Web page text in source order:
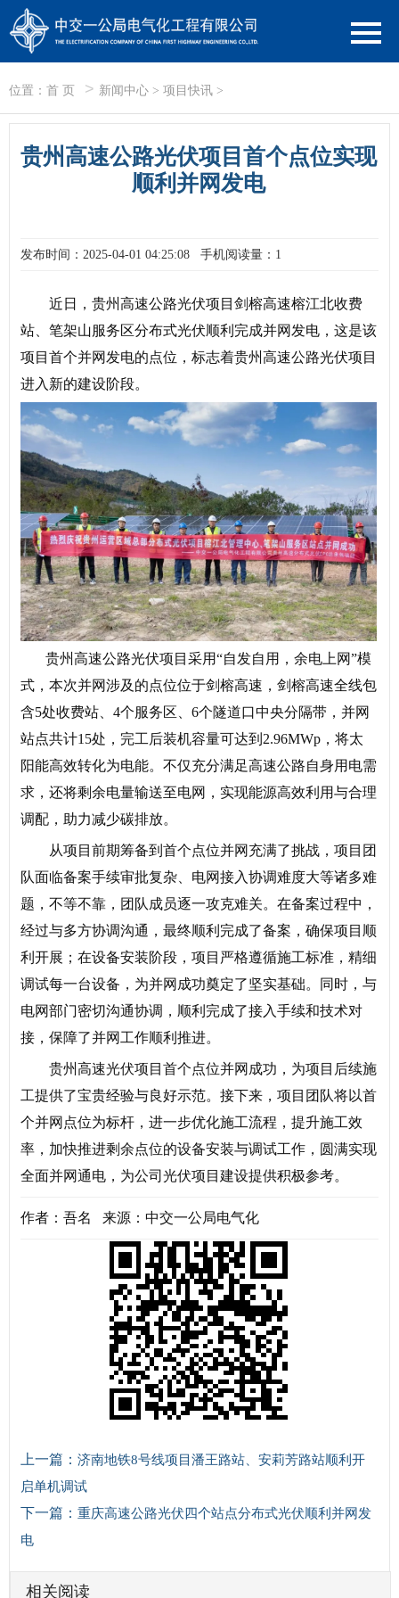
位置： 首 页 > 新闻中心 > 项目快讯 >
贵州高速公路光伏项目首个点位实现
顺利并网发电
发布时间：2025-04-01 04:25:08 手机阅读量：1
近日，贵州高速公路光伏项目剑榕高速榕江北收费
站、笔架山服务区分布式光伏顺利完成并网发电，这是该
项目首个并网发电的点位，标志着贵州高速公路光伏项目
进入新的建设阶段。
贵州高速公路光伏项目采用“自发自用，余电上网”模
式，本次并网涉及的点位位于剑榕高速，剑榕高速全线包
含5处收费站、4个服务区、6个隧道口中央分隔带，并网
站点共计15处，完工后装机容量可达到2.96MWp，将太
阳能高效转化为电能。不仅充分满足高速公路自身用电需
求，还将剩余电量输送至电网，实现能源高效利用与合理
调配，助力减少碳排放。
从项目前期筹备到首个点位并网充满了挑战，项目团
队面临备案手续审批复杂、电网接入协调难度大等诸多难
题，不等不靠，团队成员逐一攻克难关。在备案过程中，
经过与多方协调沟通，最终顺利完成了备案，确保项目顺
利开展；在设备安装阶段，项目严格遵循施工标准，精细
调试每一台设备，为并网成功奠定了坚实基础。同时，与
电网部门密切沟通协调，顺利完成了接入手续和技术对
接，保障了并网工作顺利推进。
贵州高速光伏项目首个点位并网成功，为项目后续施
工提供了宝贵经验与良好示范。接下来，项目团队将以首
个并网点位为标杆，进一步优化施工流程，提升施工效
率，加快推进剩余点位的设备安装与调试工作，圆满实现
全面并网通电，为公司光伏项目建设提供积极参考。
作者：吾名 来源：中交一公局电气化
上一篇： 济南地铁8号线项目潘王路站、安莉芳路站顺利开
启单机调试
下一篇： 重庆高速公路光伏四个站点分布式光伏顺利并网发
电
相关阅读